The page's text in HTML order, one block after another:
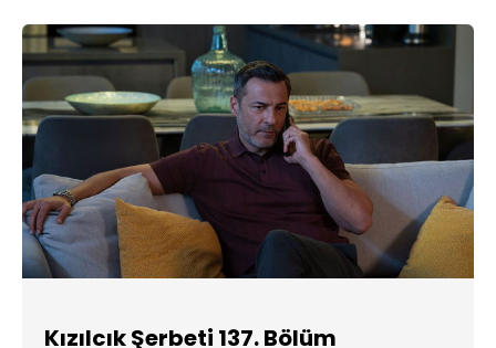
Kızılcık Şerbeti 137. Bölüm